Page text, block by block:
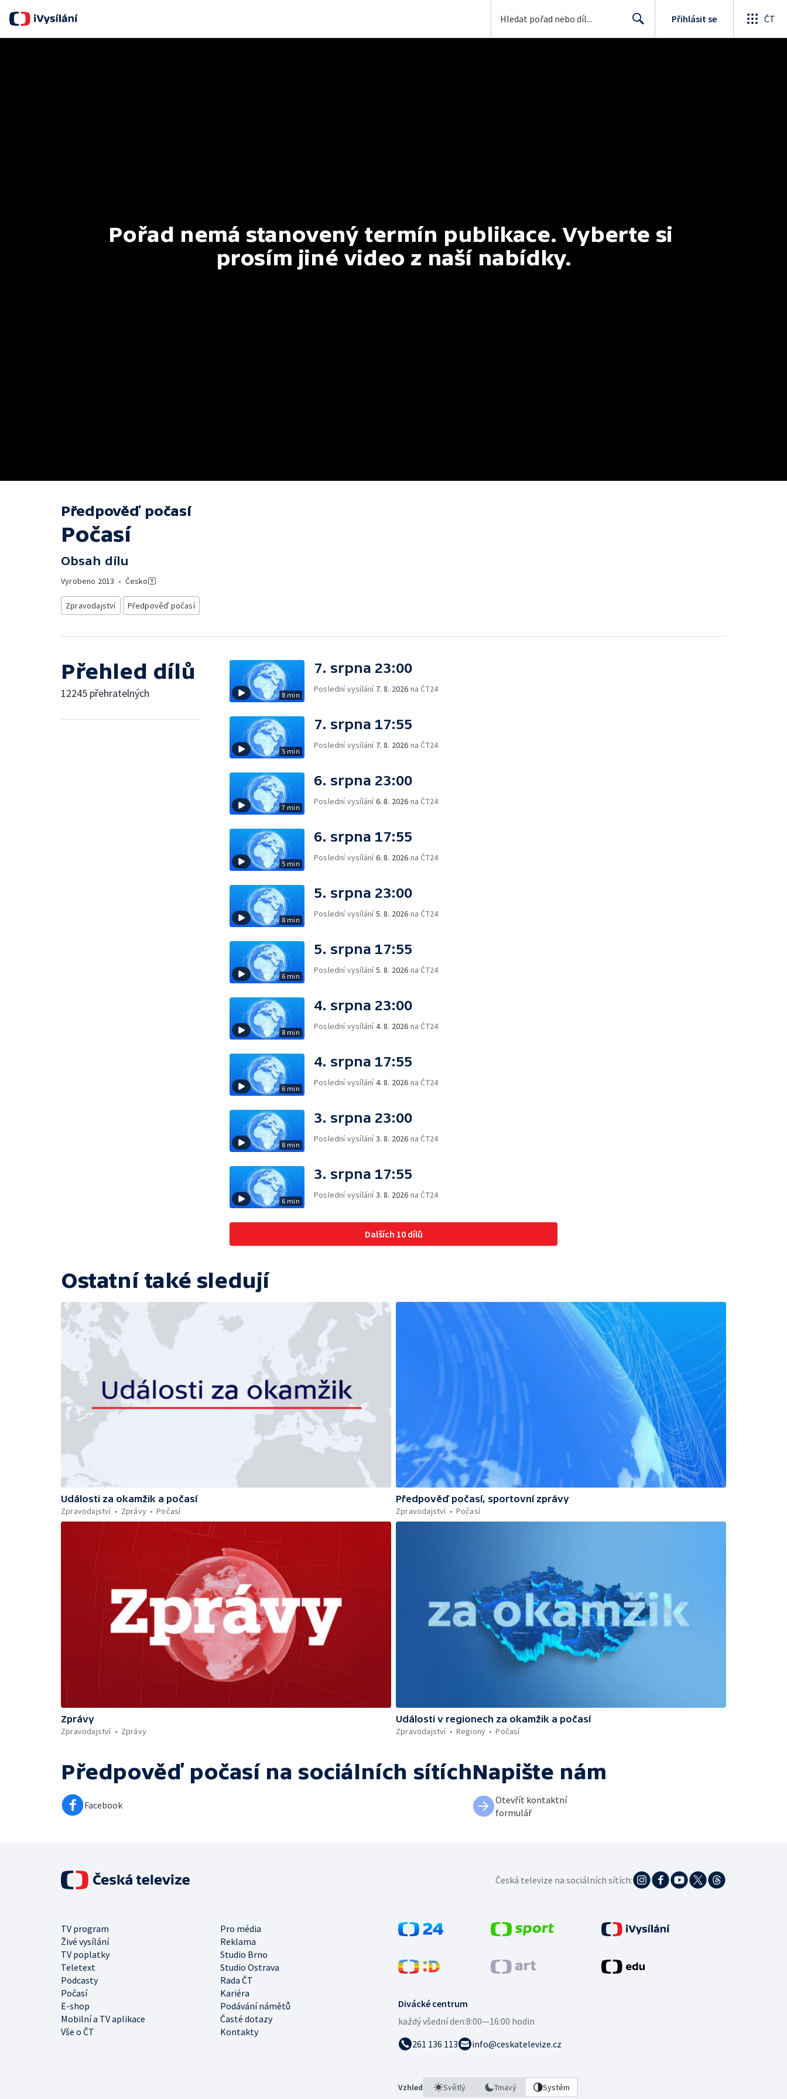
Přihlásit se ČT
Pořad nemá stanovený termín publikace. Vyberte si
prosím jiné video z naší nabídky.
Předpověď počasí
Počasí
Obsah dílu
Vyrobeno 2013 • Česko
Zpravodajství Předpověď počasí
Přehled dílů
12245 přehratelných 8 min
7. srpna 23:00
Poslední vysílání 7. 8. 2026 na ČT24
5 min
7. srpna 17:55
Poslední vysílání 7. 8. 2026 na ČT24
7 min
6. srpna 23:00
Poslední vysílání6. 8. 2026 na ČT24
5 min
6. srpna 17:55
Poslední vysílání6. 8. 2026 na ČT24
8 min
5. srpna 23:00
Poslední vysílání5. 8. 2026 na ČT24
6 min
5. srpna 17:55
Poslední vysílání5. 8. 2026 na ČT24
8 min
4. srpna 23:00
Poslední vysílání4. 8. 2026 na ČT24
6 min
4. srpna 17:55
Poslední vysílání4. 8. 2026 na ČT24
8 min
3. srpna 23:00
Poslední vysílání3. 8. 2026 na ČT24
6 min
3. srpna 17:55
Poslední vysílání3. 8. 2026 na ČT24
Dalších 10 dílů
Ostatní také sledují
Události za okamžik a počasí
Zpravodajství
Zprávy Počasí
Předpověď počasí, sportovní zprávy
Zpravodajství
Počasí
Zprávy
Zpravodajství
Zprávy
Události v regionech za okamžik a počasí
Zpravodajství
Regiony Počasí
Předpověď počasí na sociálních sítích
Facebook
Napište nám
Otevřít kontaktní
formulář
Divácké centrum
každý všední den:8:00—16:00 hodin
261 136 113
info@ceskatelevize.cz
Vzhled Světlý Tmavý Systém
TV program
Pro média
Živé vysílání
Reklama
TV poplatky
Studio Brno
Teletext
Studio Ostrava
Podcasty
Rada ČT
Počasí
Kariéra
E-shop
Podávání námětů
Mobilní a TV aplikace
Časté dotazy
Vše o ČT
Kontakty
Česká televize na sociálních sítích: